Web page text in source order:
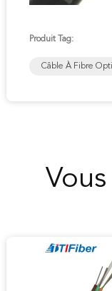
Produit Tag:
Câble À Fibre